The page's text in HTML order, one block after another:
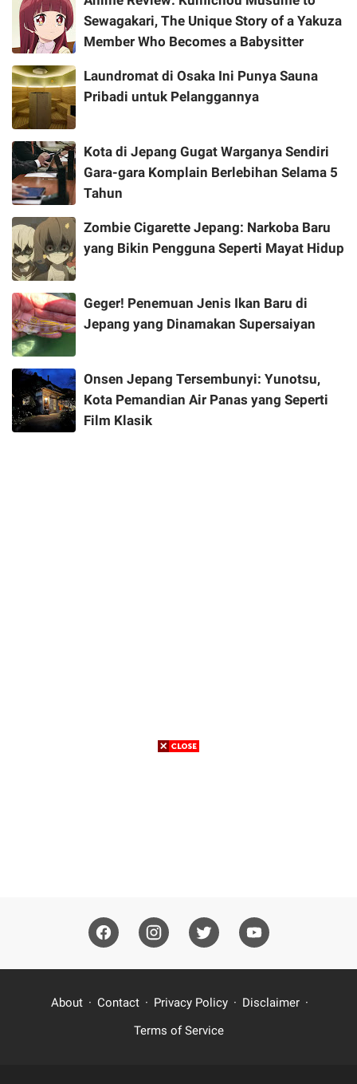
Sewagakari, The Unique Story of a Yakuza
Member Who Becomes a Babysitter
Laundromat di Osaka Ini Punya Sauna
Pribadi untuk Pelanggannya
Kota di Jepang Gugat Warganya Sendiri
Gara-gara Komplain Berlebihan Selama 5
Tahun
Zombie Cigarette Jepang: Narkoba Baru
yang Bikin Pengguna Seperti Mayat Hidup
Geger! Penemuan Jenis Ikan Baru di
Jepang yang Dinamakan Supersaiyan
Onsen Jepang Tersembunyi: Yunotsu,
Kota Pemandian Air Panas yang Seperti
Film Klasik
About Contact Privacy Policy
Disclaimer
Terms of Service